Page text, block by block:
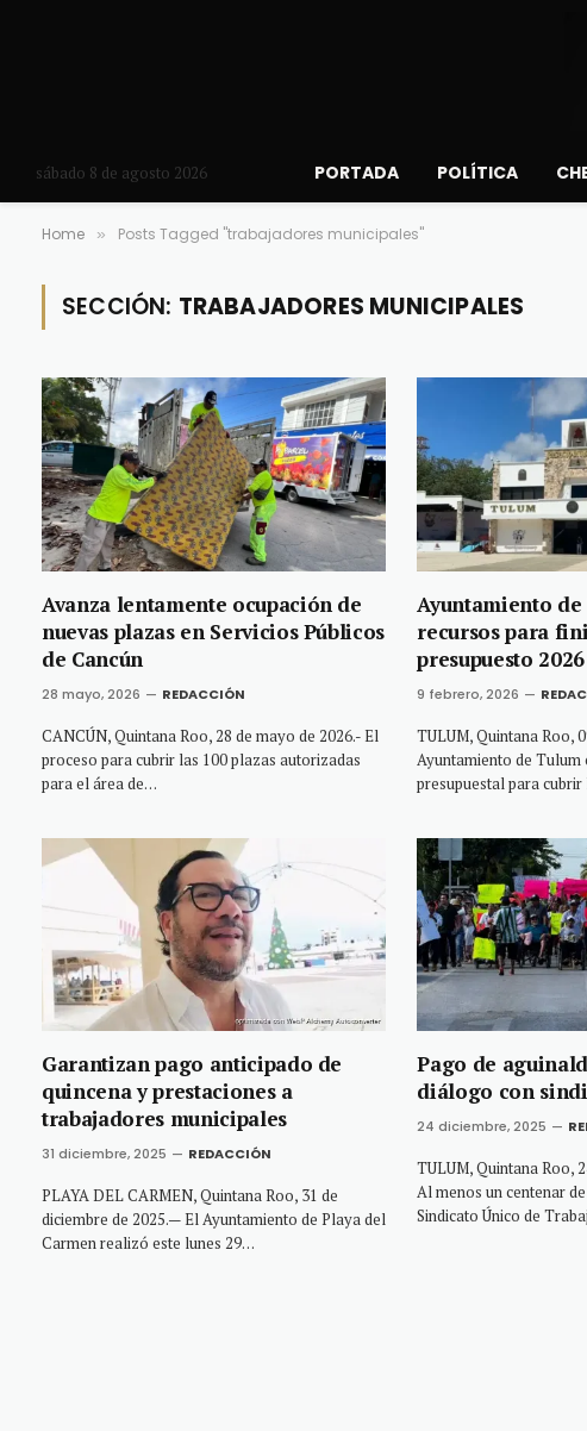
sábado 8 de agosto 2026 PORTADA POLÍTICA
Home » Posts Tagged "trabajadores municipales"
SECCIÓN: TRABAJADORES MUNICIPALES
Avanza lentamente ocupación de
nuevas plazas en Servicios Públicos
de Cancún
28 mayo, 2026 REDACCIÓN
CANCÚN, Quintana Roo, 28 de mayo de 2026.- El
proceso para cubrir las 100 plazas autorizadas
para el área de…
Ayuntamiento
recursos para
presupuesto 2026
9 febrero, 2026
TULUM, Quintana Roo,
Ayuntamiento de Tulum
presupuestal para
Garantizan pago anticipado de
quincena y prestaciones a
trabajadores municipales
31 diciembre, 2025 REDACCIÓN
PLAYA DEL CARMEN, Quintana Roo, 31 de
diciembre de 2025.— El Ayuntamiento de Playa del
Carmen realizó este lunes 29…
Pago de
diálogo con
24 diciembre, 2025
TULUM, Quintana Roo,
Al menos un centenar
Sindicato Único de